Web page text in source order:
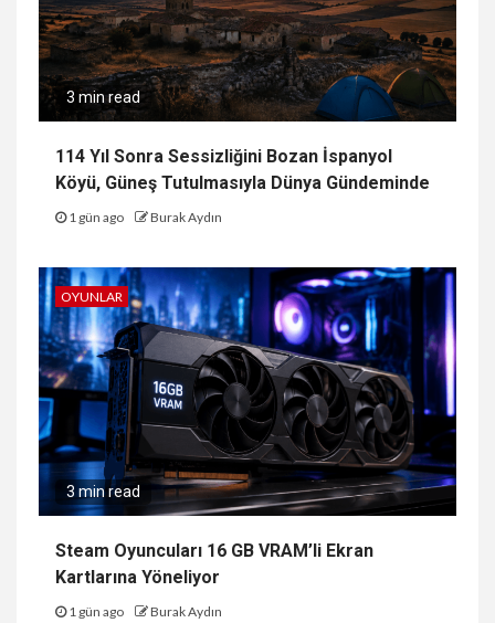
3 min read
114 Yıl Sonra Sessizliğini Bozan İspanyol
Köyü, Güneş Tutulmasıyla Dünya Gündeminde
1 gün ago Burak Aydın
OYUNLAR
3 min read
Steam Oyuncuları 16 GB VRAM’li Ekran
Kartlarına Yöneliyor
1 gün ago Burak Aydın